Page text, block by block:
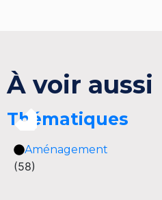
À voir aussi
Thématiques
Aménagement
(58)